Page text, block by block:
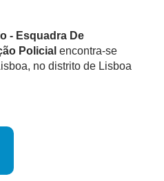
- Esquadra De
Policial encontra-se
no distrito de Lisboa